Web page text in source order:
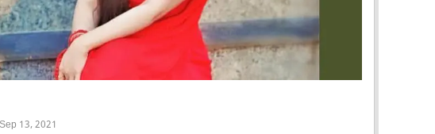
13, 2021